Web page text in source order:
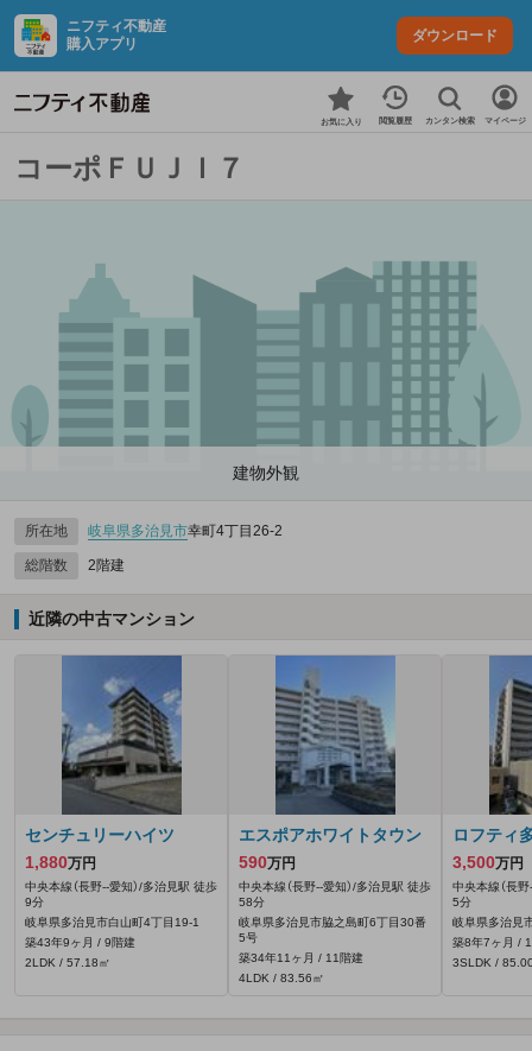
ニフティ不動産
購入アプリ
ダウンロード
お気に入り 閲覧履歴 カンタン検索 マイページ
コーポＦＵＪＩ７
建物外観
所在地 岐阜県多治見市幸町4丁目26‐2
総階数 2階建
近隣の中古マンション
センチュリーハイツ
1,880万円
中央本線（長野--愛知）/多治見駅 徒歩
9分
岐阜県多治見市白山町4丁目19‐1
築43年9ヶ月 / 9階建
2LDK / 57.18㎡
エスポアホワイトタウン
590万円
中央本線（長野--愛知）/多治見駅 徒歩
58分
岐阜県多治見市脇之島町6丁目30番
5号
築34年11ヶ月 / 11階建
4LDK / 83.56㎡
ロフティ
3,500万円
中央本線（長
5分
岐阜県多治見
築8年7ヶ月 /
3SLDK /